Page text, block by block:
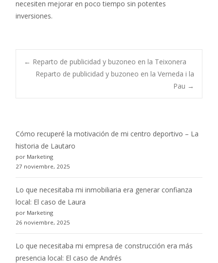
necesiten mejorar en poco tiempo sin potentes
inversiones.
Post
navigation
← Reparto de publicidad y buzoneo en la Teixonera
Reparto de publicidad y buzoneo en la Verneda i la
Pau →
Cómo recuperé la motivación de mi centro deportivo – La
historia de Lautaro
por Marketing
27 noviembre, 2025
Lo que necesitaba mi inmobiliaria era generar confianza
local: El caso de Laura
por Marketing
26 noviembre, 2025
Lo que necesitaba mi empresa de construcción era más
presencia local: El caso de Andrés